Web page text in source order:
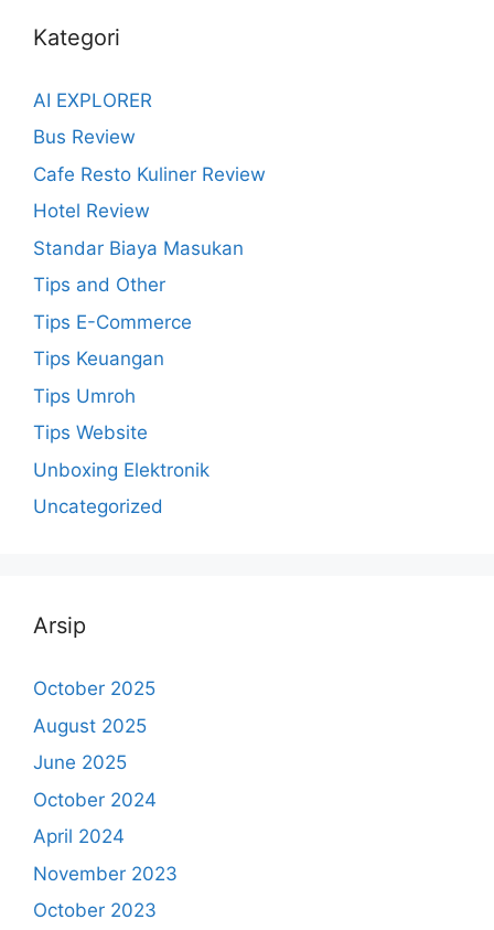
Kategori
AI EXPLORER
Bus Review
Cafe Resto Kuliner Review
Hotel Review
Standar Biaya Masukan
Tips and Other
Tips E-Commerce
Tips Keuangan
Tips Umroh
Tips Website
Unboxing Elektronik
Uncategorized
Arsip
October 2025
August 2025
June 2025
October 2024
April 2024
November 2023
October 2023